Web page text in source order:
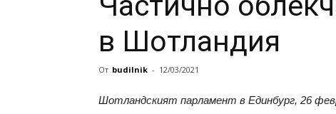
в Шотландия
От budilnik - 12/03/2021
Шотландският парламент в Единбург, 26